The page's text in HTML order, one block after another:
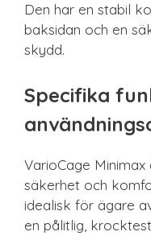
Den har en stabil
baksidan och en
skydd.
Specifika
VarioCage
säkerhet och
idealisk för ägare
en pålitlig,